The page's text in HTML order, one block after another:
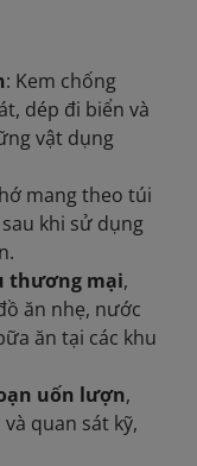
: Kem chống
dép đi biển và
vật dụng
mang theo túi
khi sử dụng
thương mại,
ăn nhẹ, nước
ăn tại các khu
uốn lượn,
quan sát kỹ,